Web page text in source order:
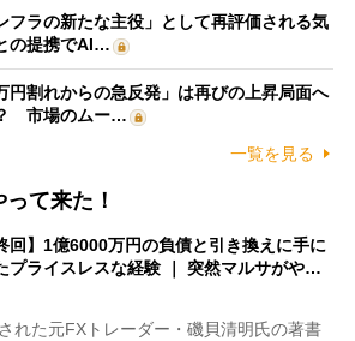
フラの新たな主役」として再評価される気
の提携でAI…
円割れからの急反発」は再びの上昇局面へ
市場のムー…
一覧を見る
て来た！
回】1億6000万円の負債と引き換えに手に
プライスレスな経験 ｜ 突然マルサがや…
れた元FXトレーダー・磯貝清明氏の著書